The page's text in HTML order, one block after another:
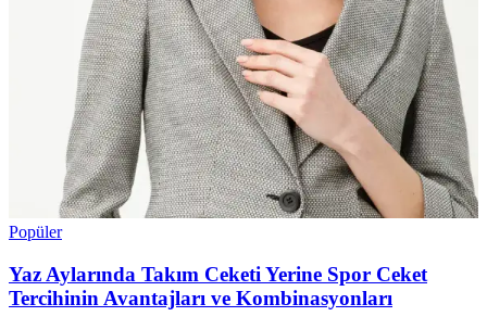
Popüler
Yaz Aylarında Takım Ceketi Yerine Spor Ceket
Tercihinin Avantajları ve Kombinasyonları